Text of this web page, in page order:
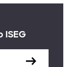
ISEG